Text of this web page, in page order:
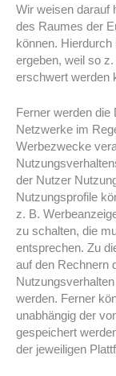
Wir weisen darauf
des Raumes der
können.
ergeben, weil so
erschwert werden
Ferner werden die
Netzwerke im
Werbezwecke
der Nutzer
Nutzungsprofile
z. B.
zu schalten, die
entsprechen. Zu
auf den Rechnern
werden. Ferner
unabhängig der
gespeichert
der jeweiligen